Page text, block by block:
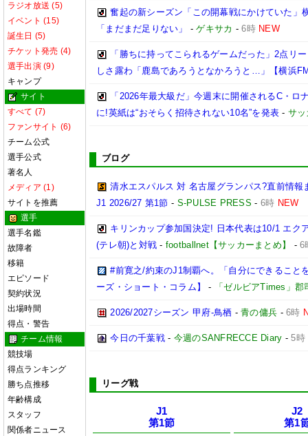
ラジオ放送 (5)
イベント (15)
誕生日 (5)
チケット発売 (4)
選手出演 (9)
キャンプ
サイト
すべて (7)
ファンサイト (6)
チーム公式
選手公式
著名人
メディア (1)
サイトを推薦
選手
選手名鑑
故障者
移籍
エピソード
契約状況
出場時間
得点・警告
チーム情報
競技場
得点ランキング
勝ち点推移
年齢構成
スタッフ
関係者ニュース
奮起の新シーズン「この開幕戦にかけていた」
「まだまだ足りない」
-ゲキサカ -6時 NEW
「勝ちに持ってこられるゲームだった」2点リ
しさ露わ「鹿島であろうとなかろうと…」【横浜
「2026年最大級だ」今週末に開催されるC・ロ
に!英紙は“おそらく招待されない10名”を発表 - サ
ブログ
清水エスパルス 対 名古屋グランパス?直前情
J1 2026/27 第1節 - S-PULSE PRESS - 6時 NEW
キリンカップ参加国決定! 日本代表は10/1 エク
(テレ朝)と対戦 - footballnet【サッカーまとめ】 -6
#前寛之/約束のJ1制覇へ。「自分にできること
ーズ・ショート・コラム】
- 「ゼルビアTimes」郡
2026/2027シーズン 甲府-鳥栖 -青の傭兵 -6時
今日の千葉戦- 今週のSANFRECCE Diary -5時
リーグ戦
J1
第1節
J2
第1